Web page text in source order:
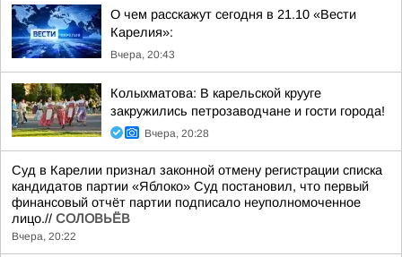
О чем расскажут сегодня в 21.10 «Вести
Карелия»:
Вчера, 20:43
Колыхматова: В карельской крууге
закружились петрозаводчане и гости города!
Вчера, 20:28
Суд в Карелии признал законной отмену регистрации списка
кандидатов партии «Яблоко» Суд постановил, что первый
финансовый отчёт партии подписало неуполномоченное
лицо.// СОЛОВЬЁВ
Вчера, 20:22